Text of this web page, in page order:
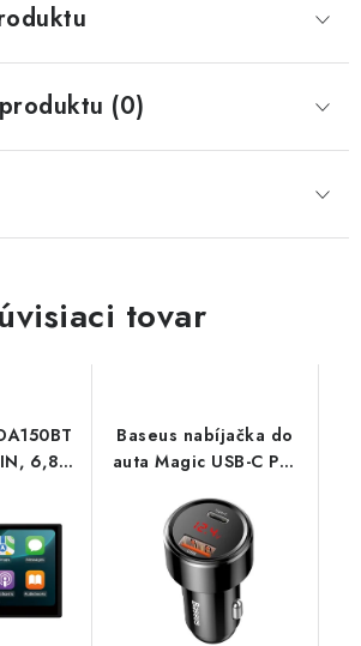
(0)
tovar
6,8''
Baseus nabíjačka do
auta Magic USB-C PD,
displejom čierna
6953156293182
NoName